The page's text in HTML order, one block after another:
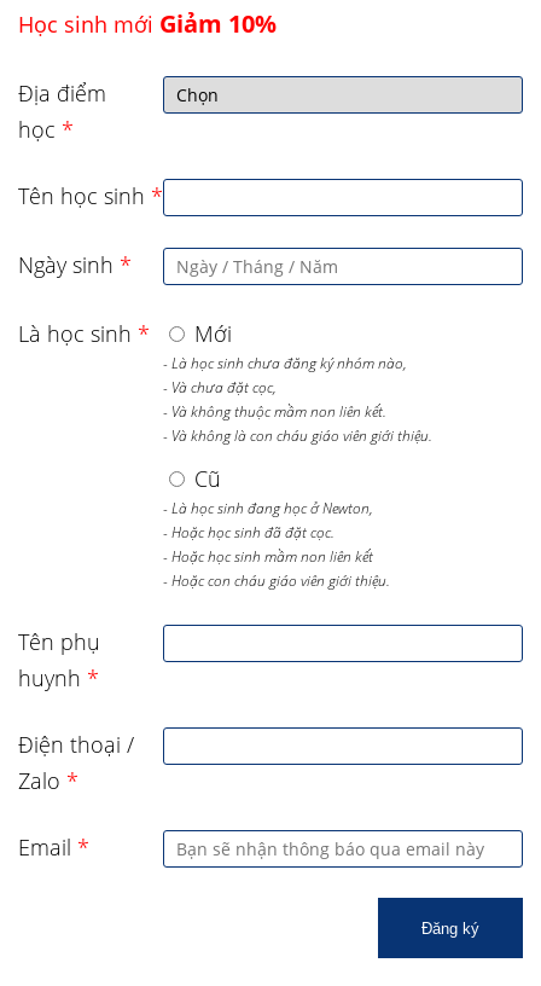
Học sinh mới Giảm 10%
Địa điểm
học *
Tên học sinh *
Ngày sinh *
Là học sinh * Mới
- Là học sinh chưa đăng ký nhóm nào,
- Và chưa đặt cọc,
- Và không thuộc mầm non liên kết.
- Và không là con cháu giáo viên giới thiệu.
Cũ
- Là học sinh đang học ở Newton,
- Hoặc học sinh đã đặt cọc.
- Hoặc học sinh mầm non liên kết
- Hoặc con cháu giáo viên giới thiệu.
Tên phụ
huynh *
Điện thoại /
Zalo *
Email *
Đăng ký